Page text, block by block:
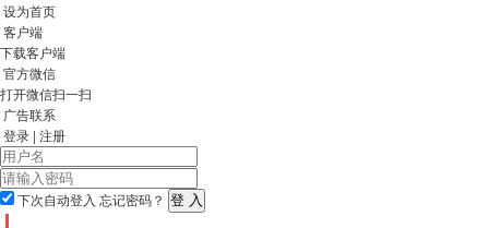
设为首页
客户端
下载客户端
官方微信
打开微信扫一扫
广告联系
登录 | 注册
下次自动登入 忘记密码？